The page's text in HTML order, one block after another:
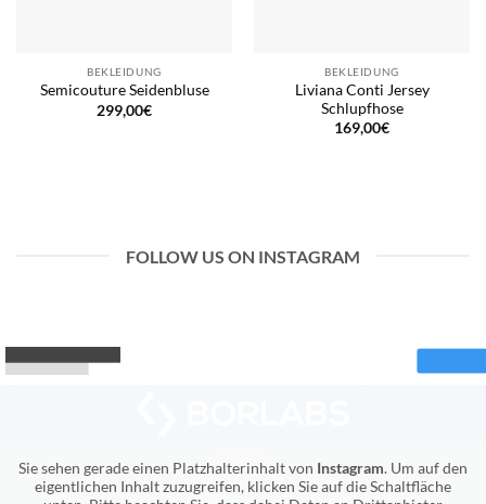
BEKLEIDUNG
Semicouture Seidenbluse
299,00€
BEKLEIDUNG
Liviana Conti Jersey
Schlupfhose
169,00€
FOLLOW US ON INSTAGRAM
Sie sehen gerade einen Platzhalterinhalt von Instagram. Um auf den
eigentlichen Inhalt zuzugreifen, klicken Sie auf die Schaltfläche